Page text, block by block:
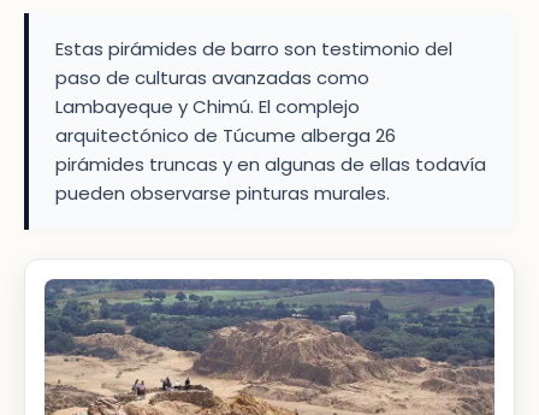
Estas pirámides de barro son testimonio del
paso de culturas avanzadas como
Lambayeque y Chimú. El complejo
arquitectónico de Túcume alberga 26
pirámides truncas y en algunas de ellas todavía
pueden observarse pinturas murales.